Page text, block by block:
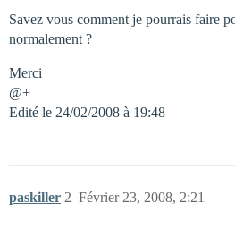
Savez vous comment je pourrais faire
normalement ?
Merci
@+
Edité le 24/02/2008 à 19:48
paskiller Février 23, 2008, 2:21
2